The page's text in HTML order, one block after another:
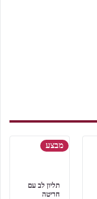
מבצע
תליון לב עם
חריטה